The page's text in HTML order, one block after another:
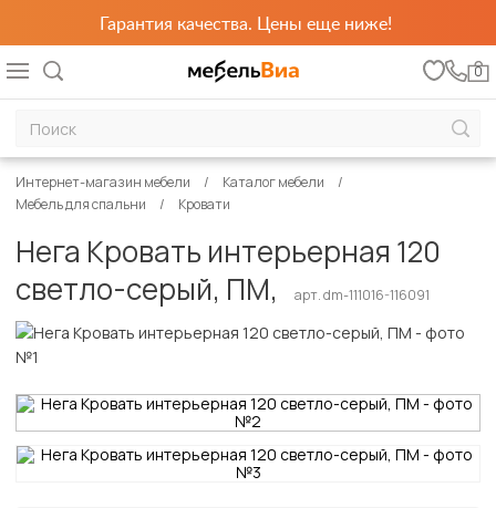
Гарантия качества. Цены еще ниже!
0
Интернет-магазин мебели
Каталог мебели
Мебель для спальни
Кровати
Нега Кровать интерьерная 120
светло-серый, ПМ,
арт. dm-111016-116091